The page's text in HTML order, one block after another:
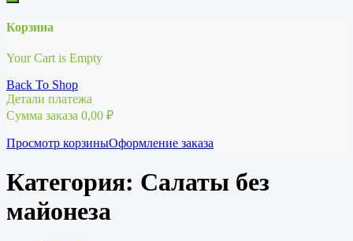
Корзина
Your Cart is Empty
Back To Shop
Детали платежа
Сумма заказа 0,00 ₽
Просмотр корзиныОформление заказа
Категория: Салаты без
майонеза